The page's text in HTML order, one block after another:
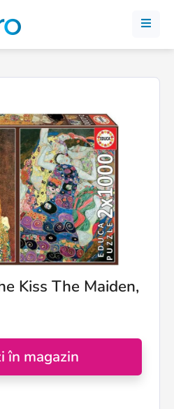
Kiss The Maiden,
în magazin